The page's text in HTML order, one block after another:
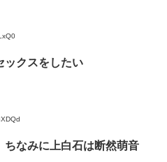
ックスをしたい
ちなみに上白石は断然萌音